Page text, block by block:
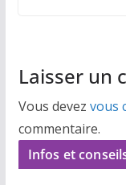
Laisser un
Vous devez vous
commentaire.
Infos et